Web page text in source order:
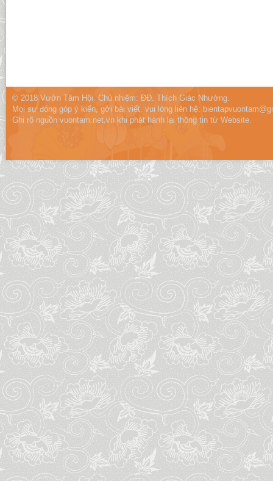
© 2018 Vườn Tâm Hội. Chủ nhiệm: ĐĐ. Thích Giác Nhường.
Mọi sự đóng góp ý kiến, gởi bài viết, vui lòng liên hệ:
Ghi rõ nguồn vuontam.net.vn khi phát hành lại thông tin từ Website.